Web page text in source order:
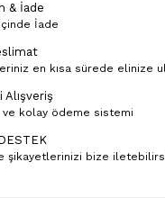
& İade
İade
en kısa sürede elinize
Alışveriş
ve kolay ödeme sistemi
şikayetlerinizi bize